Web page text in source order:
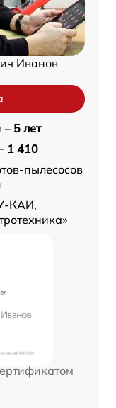
Иванов
– 5 лет
1 410
пылесосов
КАИ,